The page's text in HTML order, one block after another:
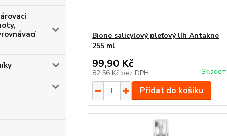
Bione salicylový pleťový líh Antakne
255 ml
99,90 Kč
82,56 Kč bez DPH Skladem
Přidat do košíku